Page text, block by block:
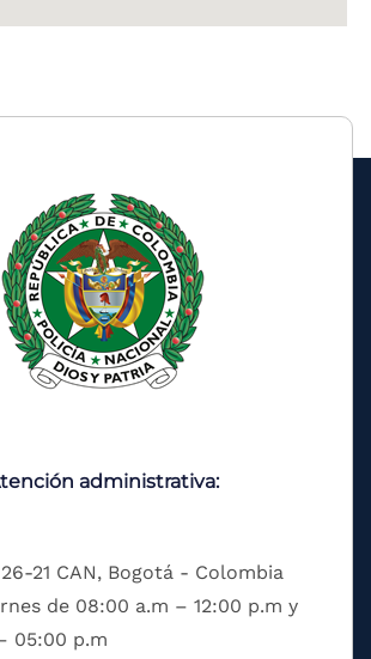
administrativa:
21 CAN, Bogotá - Colombia
de 08:00 a.m – 12:00 p.m y
05:00 p.m